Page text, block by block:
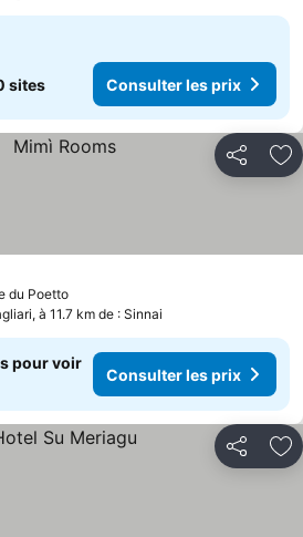
sites Consulter les prix
Partager
du Poetto
à 11.7 km de : Sinnai
pour voir
Consulter les prix
Partager